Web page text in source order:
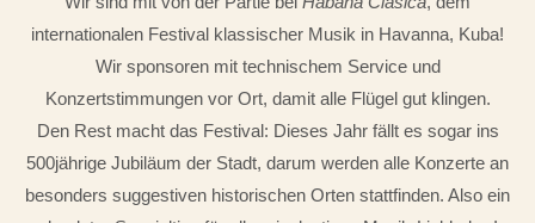
internationalen Festival klassischer Musik in Havanna, Kuba!
Wir sponsoren mit technischem Service und
Konzertstimmungen vor Ort, damit alle Flügel gut klingen.
Den Rest macht das Festival: Dieses Jahr fällt es sogar ins
500jährige Jubiläum der Stadt, darum werden alle Konzerte an
besonders suggestiven historischen Orten stattfinden. Also ein